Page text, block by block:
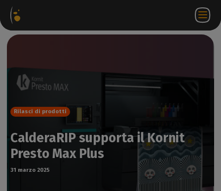
IT
Rilasci di prodotti
CalderaRIP supporta il Kornit
Presto Max Plus
31 marzo 2025